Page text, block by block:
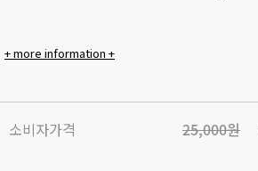
+ more information +
소비자가격 25,000원